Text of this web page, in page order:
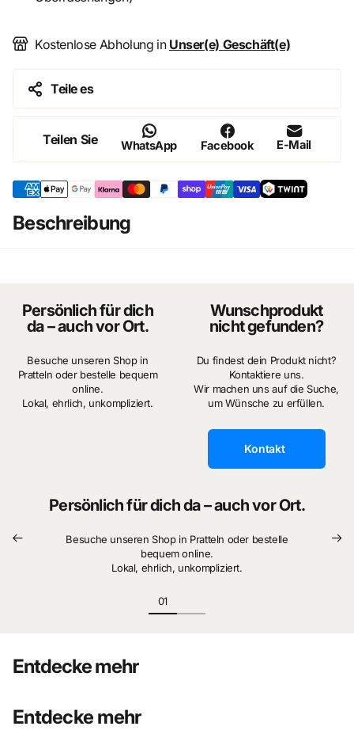
Liebevoll und realistisch gestaltete Kochfigur
Perfekt für Puppenhäuser, Dioramen und Sammlungen
Produktdetails
Maßstab: 1:12
Material: Porzellan
Figur: Koch / Küchenfigur
Verwendung: Puppenstube, Diorama, Miniatur-Szene
Stil: Klassisch, dekorativ, detailreich
Masse: Länge 14cm Breite 6cm
Kostenlose Abholung in Unser(e) Geschäft(e)
Teile es
Teilen Sie WhatsApp Facebook E-Mail
Beschreibung
Persönlich für dich
da – auch vor Ort.
Besuche unseren Shop in
Pratteln oder bestelle bequem
online.
Lokal, ehrlich, unkompliziert.
Wunschprodukt
nicht gefunden?
Du findest dein Produkt nicht?
Kontaktiere uns.
Wir machen uns auf die Suche,
um Wünsche zu erfüllen.
Kontakt
Persönlich für dich da – auch vor Ort.
Besuche unseren Shop in Pratteln oder bestelle
bequem online.
Lokal, ehrlich, unkompliziert.
Entdecke mehr
Entdecke mehr